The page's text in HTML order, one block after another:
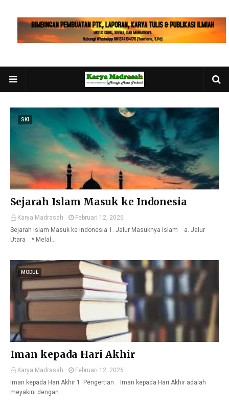
SKI
Sejarah Islam Masuk ke Indonesia
Karya Madrasah
Februari 12, 2026
Sejarah Islam Masuk ke Indonesia 1. Jalur Masuknya Islam a. Jalur
Utara * Melal…
MODUL
Iman kepada Hari Akhir
Karya Madrasah
Februari 12, 2026
Iman kepada Hari Akhir 1. Pengertian Iman kepada Hari Akhir adalah
meyakini dengan…